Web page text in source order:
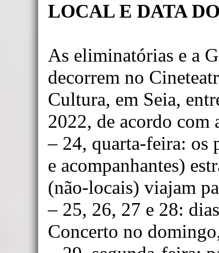
LOCAL E DATA
As eliminatórias e a
decorrem no
Cultura, em Seia,
2022, de acordo com
– 24, quarta-feira: os
e acompanhantes)
(não-locais) viajam
– 25, 26, 27 e 28:
Concerto no